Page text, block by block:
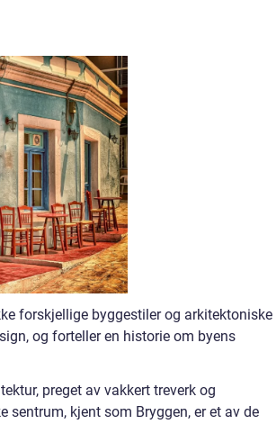
forskjellige byggestiler og arkitektoniske
og forteller en historie om byens
preget av vakkert treverk og
sentrum, kjent som Bryggen, er et av de